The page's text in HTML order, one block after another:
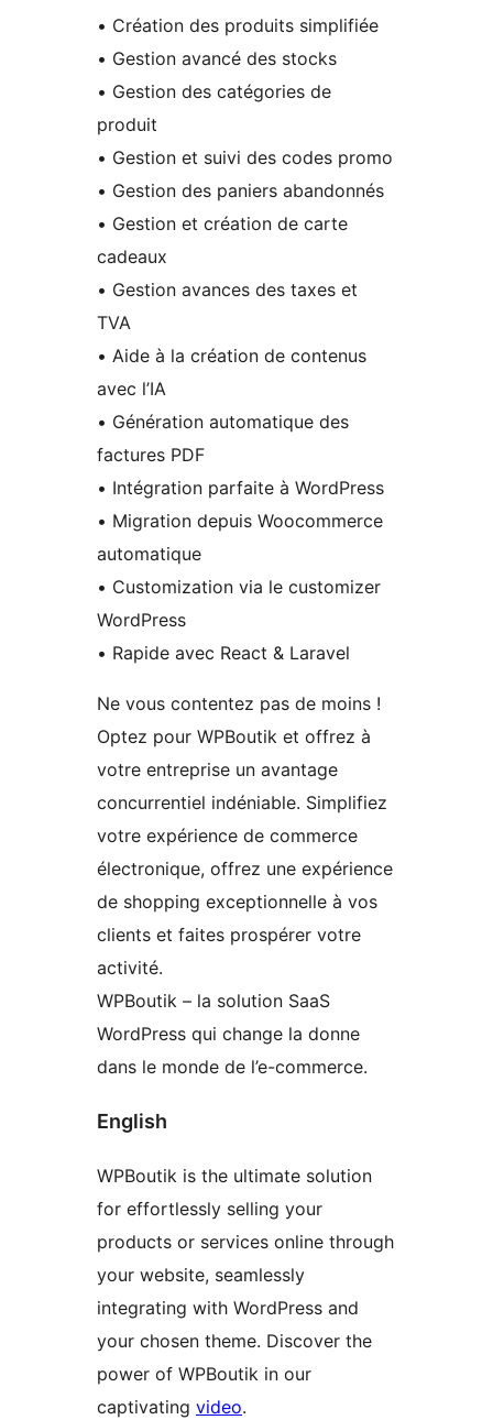
• Création des produits simplifiée
• Gestion avancé des stocks
• Gestion des catégories de
produit
• Gestion et suivi des codes promo
• Gestion des paniers abandonnés
• Gestion et création de carte
cadeaux
• Gestion avances des taxes et
TVA
• Aide à la création de contenus
avec l’IA
• Génération automatique des
factures PDF
• Intégration parfaite à WordPress
• Migration depuis Woocommerce
automatique
• Customization via le customizer
WordPress
• Rapide avec React & Laravel
Ne vous contentez pas de moins !
Optez pour WPBoutik et offrez à
votre entreprise un avantage
concurrentiel indéniable. Simplifiez
votre expérience de commerce
électronique, offrez une expérience
de shopping exceptionnelle à vos
clients et faites prospérer votre
activité.
WPBoutik – la solution SaaS
WordPress qui change la donne
dans le monde de l’e-commerce.
English
WPBoutik is the ultimate solution
for effortlessly selling your
products or services online through
your website, seamlessly
integrating with WordPress and
your chosen theme. Discover the
power of WPBoutik in our
captivating video.